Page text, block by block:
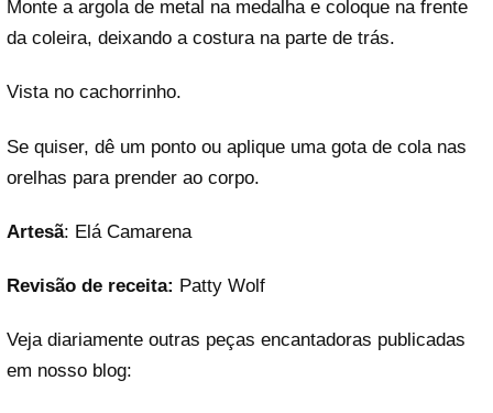
Monte a argola de metal na medalha e coloque na frente
da coleira, deixando a costura na parte de trás.
Vista no cachorrinho.
Se quiser, dê um ponto ou aplique uma gota de cola nas
orelhas para prender ao corpo.
Artesã: Elá Camarena
Revisão de receita: Patty Wolf
Veja diariamente outras peças encantadoras publicadas
em nosso blog: